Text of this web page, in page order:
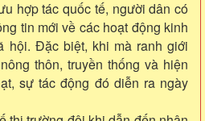
hợp tác quốc tế, người dân có
tin mới về các hoạt động kinh
hội. Đặc biệt, khi mà ranh giới
thôn, truyền thống và hiện
sự tác động đó diễn ra ngày